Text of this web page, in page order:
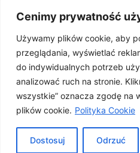
Cenimy prywatność
Używamy plików cookie, aby
przeglądania, wyświetlać
do indywidualnych potrzeb
analizować ruch na stronie.
wszystkie” oznacza zgodę na
plików cookie. Polityka Cookie
Dostosuj Odrzuć
Opony przemysłowe
Opony pełne
Opony superelastyczne
Opony pneumatyczne
Opony niebrudzące